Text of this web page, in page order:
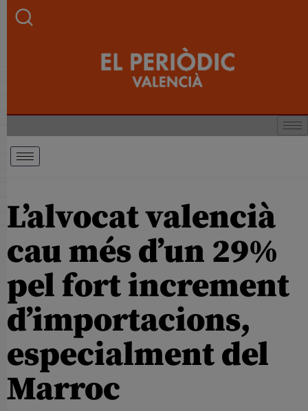
L’alvocat valencià
cau més d’un 29%
pel fort increment
d’importacions,
especialment del
Marroc